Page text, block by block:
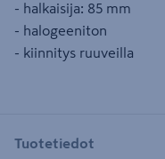
- halkaisija: 85 mm
- halogeeniton
- kiinnitys ruuveilla
Tuotetiedot